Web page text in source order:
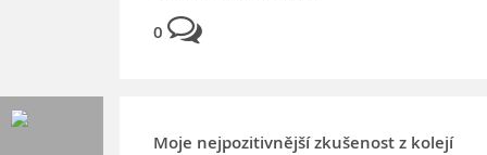
0
Moje nejpozitivnější zkušenost z kolejí